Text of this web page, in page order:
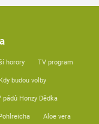
horory TV program
Kdy budou volby
pádů Honzy Dědka
Aloe vera